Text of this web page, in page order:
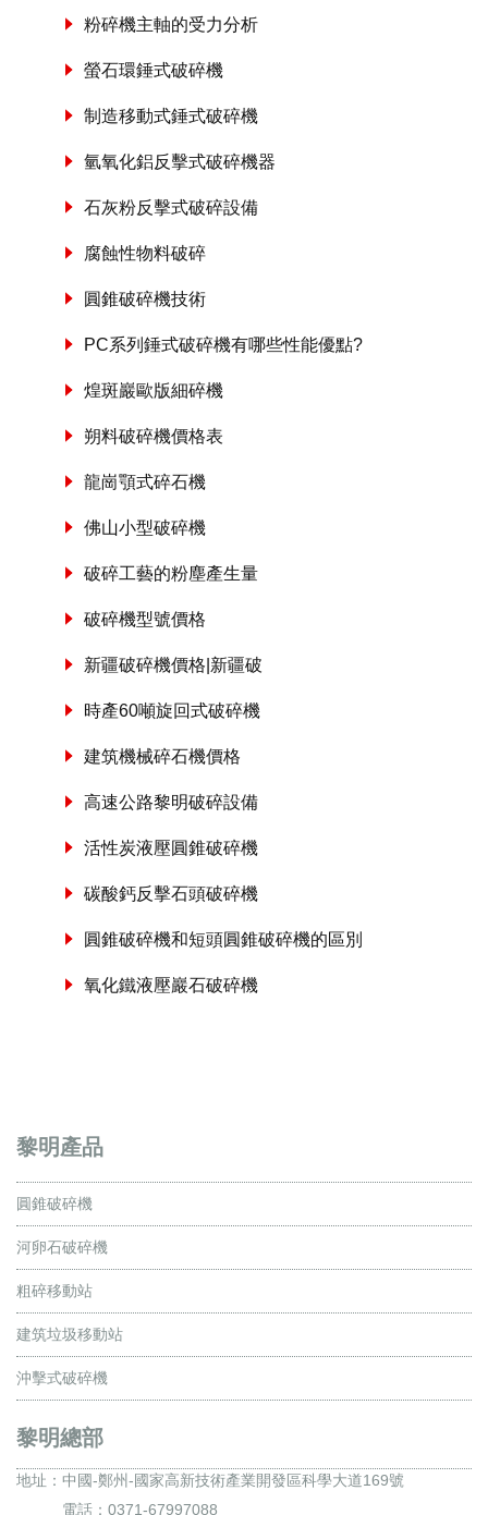
粉碎機主軸的受力分析
螢石環錘式破碎機
制造移動式錘式破碎機
氫氧化鋁反擊式破碎機器
石灰粉反擊式破碎設備
腐蝕性物料破碎
圓錐破碎機技術
PC系列錘式破碎機有哪些性能優點?
煌斑巖歐版細碎機
朔料破碎機價格表
龍崗顎式碎石機
佛山小型破碎機
破碎工藝的粉塵產生量
破碎機型號價格
新疆破碎機價格|新疆破
時產60噸旋回式破碎機
建筑機械碎石機價格
高速公路黎明破碎設備
活性炭液壓圓錐破碎機
碳酸鈣反擊石頭破碎機
圓錐破碎機和短頭圓錐破碎機的區別
氧化鐵液壓巖石破碎機
黎明產品
圓錐破碎機
河卵石破碎機
粗碎移動站
建筑垃圾移動站
沖擊式破碎機
黎明總部
地址： 中國-鄭州-國家高新技術產業開發區科學大道169號
電話：0371-67997088